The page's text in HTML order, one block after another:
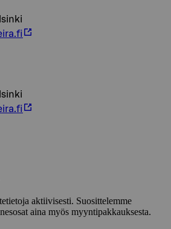
aktiivisesti. Suosittelemme
aina myös myyntipakkauksesta.